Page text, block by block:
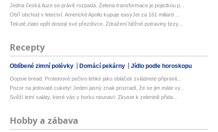
Jedna česká iluze se právě rozpadá. Zelená transformace je pojistkou p...
Obří obchod v letectví. Americké Apollo kupuje easyJet za 161 miliard ...
Tekuté zlato opět dostojí své přezdívce. Zdražení běžné potraviny brzy...
Recepty
Oblíbené zimní polévky Domácí pekárny Jídlo podle horoskopu
Oopsie bread: Proteinové pečivo lehké jako obláček zvládnete připravit...
Pozor na jedovaté cukety! Jeden jasný znak prozradí, že se jim máte vy...
Svěží letní saláty, které vás v horku neunaví: Zkuste k zelenině přida...
Hobby a zábava